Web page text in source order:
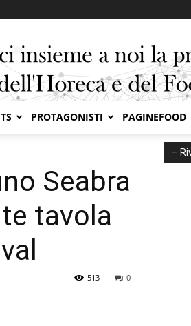
PROTAGONISTI PAGINEFOOD
Seabra
tavola
0
513
–